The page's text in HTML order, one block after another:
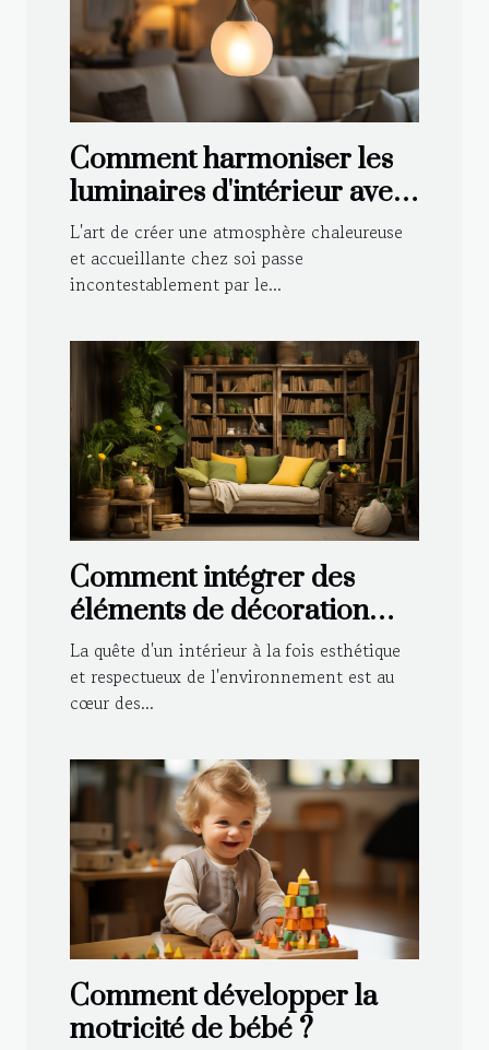
Comment harmoniser les
luminaires d'intérieur avec
votre décoration
L'art de créer une atmosphère chaleureuse
et accueillante chez soi passe
incontestablement par le...
Comment intégrer des
éléments de décoration
durable dans le style
traditionnel de votre
maison
La quête d'un intérieur à la fois esthétique
et respectueux de l'environnement est au
cœur des...
Comment développer la
motricité de bébé ?